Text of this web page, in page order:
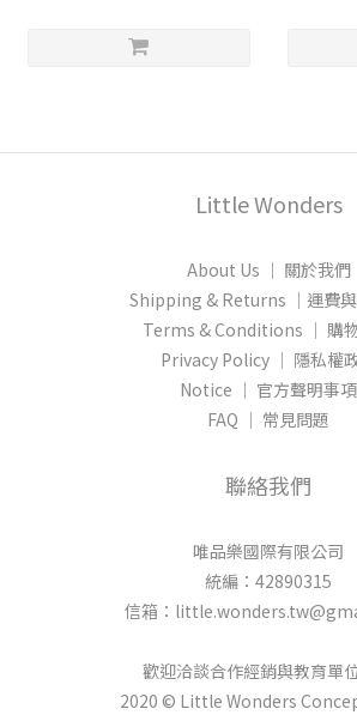
Little Wonders
About Us │ 關於我們
Shipping & Returns │運費
Terms & Conditions │ 購
Privacy Policy │ 隱私權
Notice │ 官方聲明事項
FAQ │ 常見問題
聯絡我們
唯品樂國際有限公司
統編：42890315
信箱：
歡迎洽談合作經銷與教育單
2020 © Little Wonders